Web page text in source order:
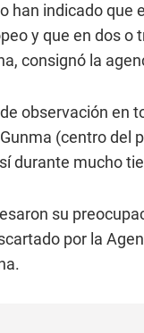
han indicado
y que en dos o
consignó la
observación en
(centro del
durante mucho
su
por la